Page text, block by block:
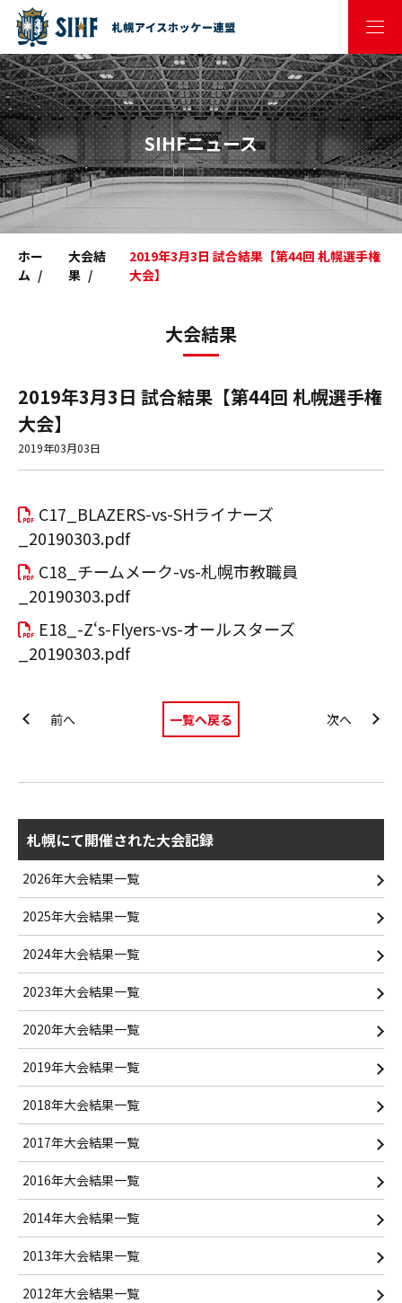
SIHFニュース
ホー
ム
大会結
果
2019年3月3日 試合結果【第44回 札幌選手権
大会】
大会結果
2019年3月3日 試合結果【第44回 札幌選手権
大会】
2019年03月03日
C17_BLAZERS-vs-SHライナーズ
_20190303.pdf
C18_チームメーク-vs-札幌市教職員
_20190303.pdf
E18_-Z‘s-Flyers-vs-オールスターズ
_20190303.pdf
前へ 一覧へ戻る 次へ
札幌にて開催された大会記録
2026年大会結果一覧
2025年大会結果一覧
2024年大会結果一覧
2023年大会結果一覧
2020年大会結果一覧
2019年大会結果一覧
2018年大会結果一覧
2017年大会結果一覧
2016年大会結果一覧
2014年大会結果一覧
2013年大会結果一覧
2012年大会結果一覧